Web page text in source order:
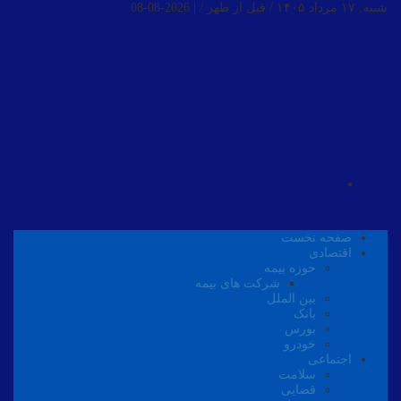
شنبه, ۱۷ مرداد ۱۴۰۵ / قبل از ظهر / 2026-08-08
صفحه نخست
اقتصادی
حوزه بیمه
شرکت های بیمه
بین الملل
بانک
بورس
خودرو
اجتماعی
سلامت
قضایی